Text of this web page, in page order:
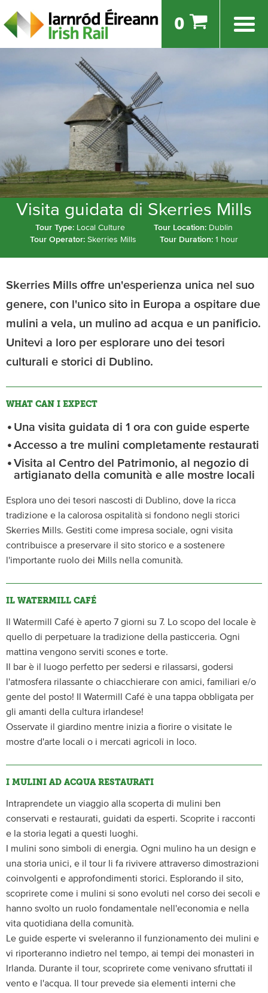
0
Visita guidata di Skerries Mills
Tour Type: Local Culture Tour Location: Dublin
Tour Operator: Skerries Mills Tour Duration:1 hour
Skerries Mills offre un'esperienza unica nel suo
genere, con l'unico sito in Europa a ospitare due
mulini a vela, un mulino ad acqua e un panificio.
Unitevi a loro per esplorare uno dei tesori
culturali e storici di Dublino.
WHAT CAN I EXPECT
Una visita guidata di 1 ora con guide esperte
Accesso a tre mulini completamente restaurati
Visita al Centro del Patrimonio, al negozio di
artigianato della comunità e alle mostre locali
Esplora uno dei tesori nascosti di Dublino, dove la ricca
tradizione e la calorosa ospitalità si fondono negli storici
Skerries Mills. Gestiti come impresa sociale, ogni visita
contribuisce a preservare il sito storico e a sostenere
l'importante ruolo dei Mills nella comunità.
IL WATERMILL CAFÉ
Il Watermill Café è aperto 7 giorni su 7. Lo scopo del locale è
quello di perpetuare la tradizione della pasticceria. Ogni
mattina vengono serviti scones e torte.
Il bar è il luogo perfetto per sedersi e rilassarsi, godersi
l'atmosfera rilassante o chiacchierare con amici, familiari e/o
gente del posto! Il Watermill Café è una tappa obbligata per
gli amanti della cultura irlandese!
Osservate il giardino mentre inizia a fiorire o visitate le
mostre d'arte locali o i mercati agricoli in loco.
I MULINI AD ACQUA RESTAURATI
Intraprendete un viaggio alla scoperta di mulini ben
conservati e restaurati, guidati da esperti. Scoprite i racconti
e la storia legati a questi luoghi.
I mulini sono simboli di energia. Ogni mulino ha un design e
una storia unici, e il tour li fa rivivere attraverso dimostrazioni
coinvolgenti e approfondimenti storici. Esplorando il sito,
scoprirete come i mulini si sono evoluti nel corso dei secoli e
hanno svolto un ruolo fondamentale nell'economia e nella
vita quotidiana della comunità.
Le guide esperte vi sveleranno il funzionamento dei mulini e
vi riporteranno indietro nel tempo, ai tempi dei monasteri in
Irlanda. Durante il tour, scoprirete come venivano sfruttati il
vento e l'acqua. Il tour prevede sia elementi interni che